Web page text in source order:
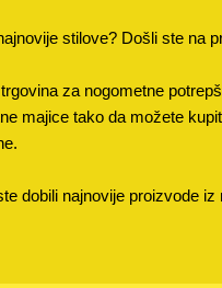
stilove? Došli ste na
za nogometne
majice tako da možete
dobili najnovije proizvode iz